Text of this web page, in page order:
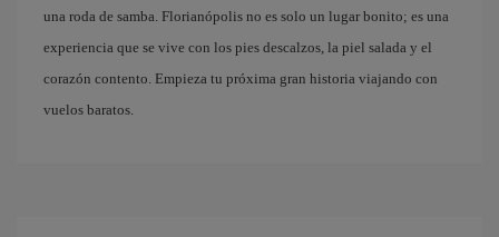
una roda de samba. Florianópolis no es solo un lugar bonito; es una
experiencia que se vive con los pies descalzos, la piel salada y el
corazón contento. Empieza tu próxima gran historia viajando con
vuelos baratos.